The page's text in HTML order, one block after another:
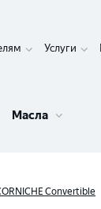
Услуги
Масла
Convertible